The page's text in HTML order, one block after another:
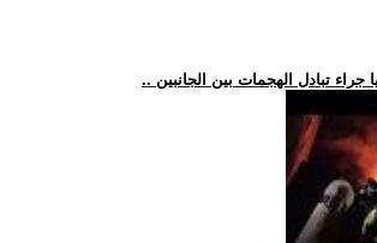
جراء تبادل الهجمات بين الجانبين